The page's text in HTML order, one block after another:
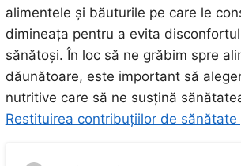
alimentele și băuturile pe care le
dimineața pentru a evita
sănătoși. În loc să ne grăbim spre
dăunătoare, este important să
nutritive care să ne susțină
Restituirea contribuțiilor de sănătate